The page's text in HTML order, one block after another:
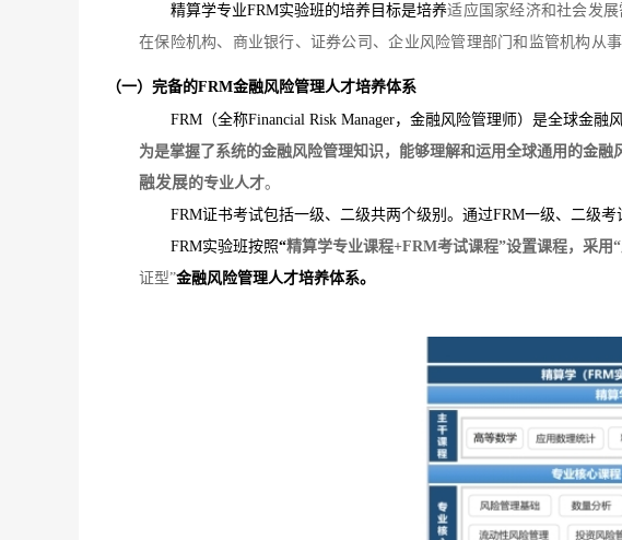
精算学专业FRM实验班的培养目标是培养适应国家经济和社会发
在保险机构、商业银行、证券公司、企业风险管理部门和监管机构从
（一）完备的FRM金融风险管理人才培养体系
FRM（全称Financial Risk Manager，金融风险管理师）是全球金
为是掌握 了系统的金融风险管理知识 ，能够理解和运用全球通用的金融
融发展的专业人才。
FRM证书考试包括一级、二级共两个级别。通过FRM一级、二级
FRM实验班按照“精算学专业课程+FRM考试课程”设置课程，采用
证型”金融风险管理人才培养体系。